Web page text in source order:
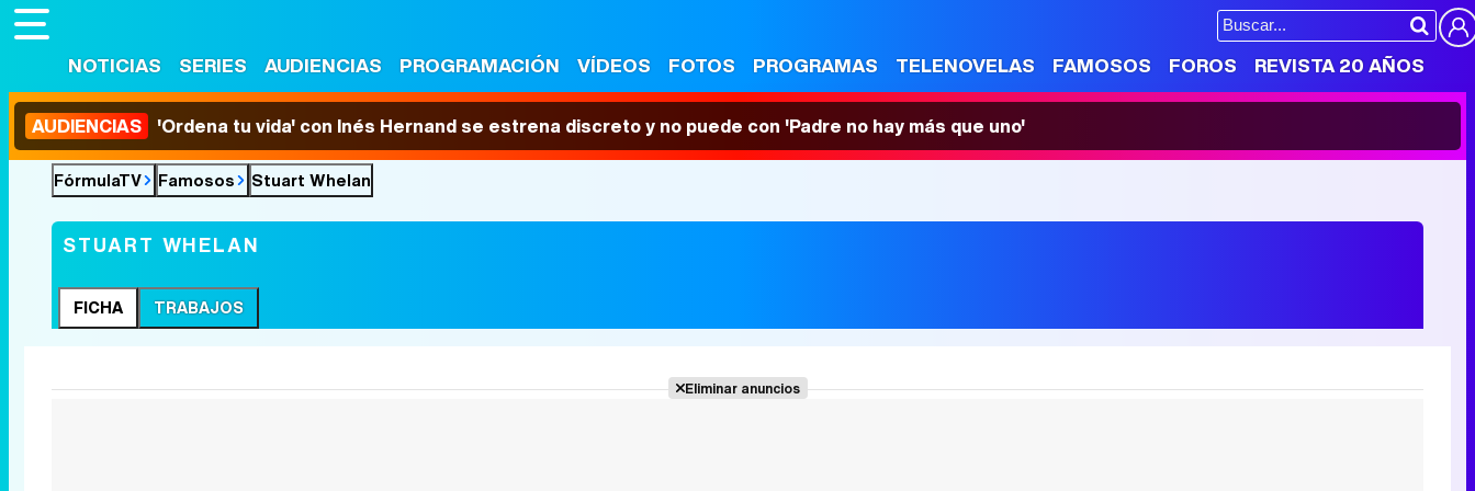
NOTICIAS SERIES AUDIENCIAS PROGRAMACIÓN VÍDEOS FOTOS PROGRAMAS TELENOVELAS FAMOSOS FOROS REVISTA 20 AÑOS
AUDIENCIAS 'Ordena tu vida' con Inés Hernand se estrena discreto y no puede con 'Padre no hay más que uno'
FórmulaTV Famosos Stuart Whelan
STUART WHELAN
FICHA TRABAJOS
Eliminar anuncios